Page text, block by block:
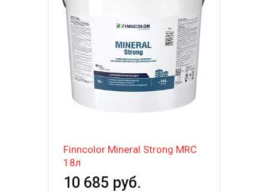
Finncolor Mineral Strong MRC
18л
10 685 руб.